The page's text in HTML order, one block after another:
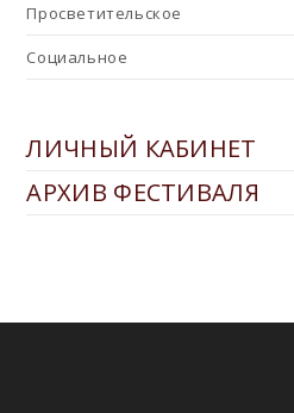
Просветительское
Социальное
ЛИЧНЫЙ КАБИНЕТ
АРХИВ ФЕСТИВАЛЯ